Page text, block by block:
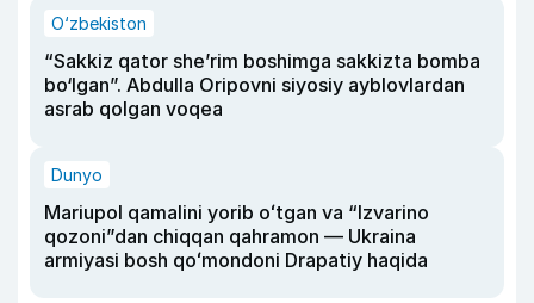
O‘zbekiston
“Sakkiz qator she’rim boshimga sakkizta bomba
bo‘lgan”. Abdulla Oripovni siyosiy ayblovlardan
asrab qolgan voqea
Dunyo
Mariupol qamalini yorib oʻtgan va “Izvarino
qozoni”dan chiqqan qahramon — Ukraina
armiyasi bosh qoʻmondoni Drapatiy haqida